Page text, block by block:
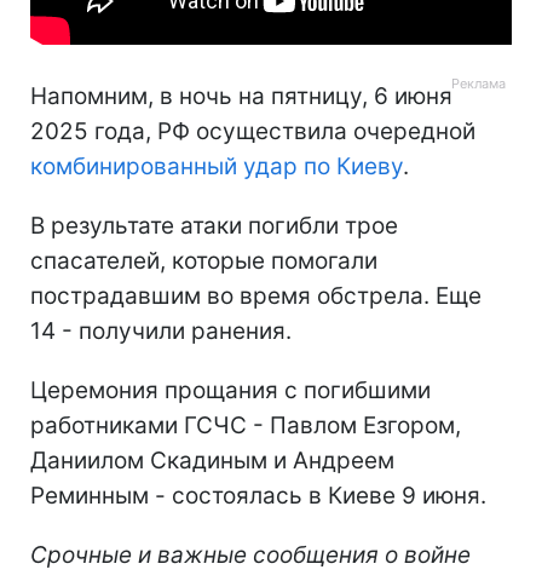
Напомним, в ночь на пятницу, 6 июня
2025 года, РФ осуществила очередной
комбинированный удар по Киеву.
В результате атаки погибли трое
спасателей, которые помогали
пострадавшим во время обстрела. Еще
14 - получили ранения.
Церемония прощания с погибшими
работниками ГСЧС - Павлом Езгором,
Даниилом Скадиным и Андреем
Реминным - состоялась в Киеве 9 июня.
Срочные и важные сообщения о войне